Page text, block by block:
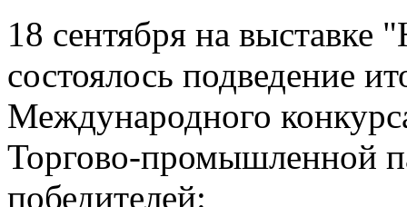
18 сентября на
состоялось подведение
Международного
Торгово-промышленной
победителей: